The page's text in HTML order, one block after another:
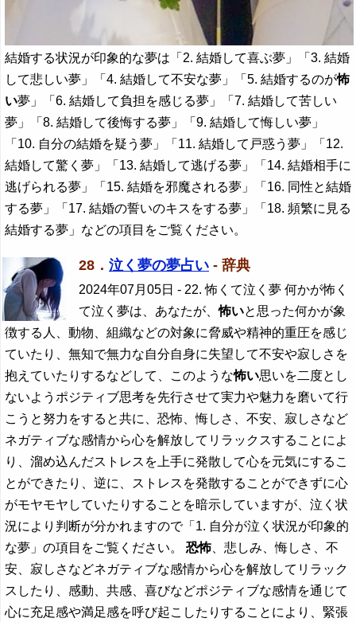
結婚する状況が印象的な夢は「2. 結婚して喜ぶ夢」「3. 結婚
して悲しい夢」「4. 結婚して不安な夢」「5. 結婚するのが怖
い夢」「6. 結婚して負担を感じる夢」「7. 結婚して苦しい
夢」「8. 結婚して後悔する夢」「9. 結婚して悔しい夢」
「10. 自分の結婚を疑う夢」「11. 結婚して戸惑う夢」「12.
結婚して驚く夢」「13. 結婚して逃げる夢」「14. 結婚相手に
逃げられる夢」「15. 結婚を邪魔される夢」「16. 同性と結婚
する夢」「17. 結婚の誓いのキスをする夢」「18. 頻繁に見る
結婚する夢」などの項目をご覧ください。
28． 泣く夢の夢占い - 辞典
2024年07月05日 - 22. 怖くて泣く夢 何かが怖く
て泣く夢は、あなたが、怖いと思った何かが象
徴する人、動物、組織などの対象に脅威や精神的重圧を感じ
ていたり、無知で無力な自分自身に失望して不安や寂しさを
抱えていたりするなどして、このような怖い思いを二度とし
ないようポジティブ思考を先行させて実力や魅力を磨いて行
こうと努力をすると共に、恐怖、悔しさ、不安、寂しさなど
ネガティブな感情から心を解放してリラックスすることによ
り、溜め込んだストレスを上手に発散して心を元気にするこ
とができたり、逆に、ストレスを発散することができずに心
がモヤモヤしていたりすることを暗示していますが、泣く状
況により判断が分かれますので「1. 自分が泣く状況が印象的
な夢」の項目をご覧ください。恐怖、悲しみ、悔しさ、不
安、寂しさなどネガティブな感情から心を解放してリラック
スしたり、感動、共感、喜びなどポジティブな感情を通じて
心に充足感や満足感を呼び起こしたりすることにより、緊張